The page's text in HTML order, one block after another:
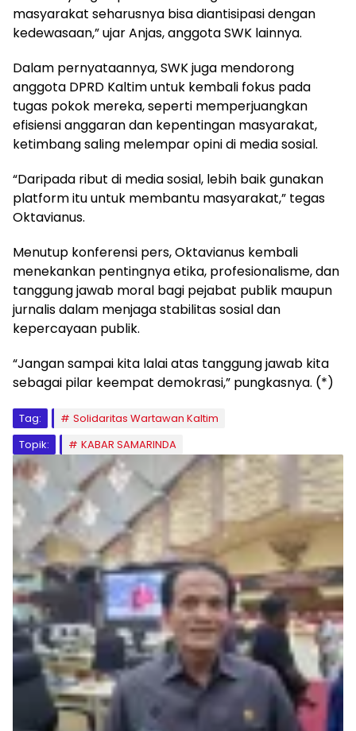
masyarakat seharusnya bisa diantisipasi dengan
kedewasaan,” ujar Anjas, anggota SWK lainnya.
Dalam pernyataannya, SWK juga mendorong
anggota DPRD Kaltim untuk kembali fokus pada
tugas pokok mereka, seperti memperjuangkan
efisiensi anggaran dan kepentingan masyarakat,
ketimbang saling melempar opini di media sosial.
“Daripada ribut di media sosial, lebih baik gunakan
platform itu untuk membantu masyarakat,” tegas
Oktavianus.
Menutup konferensi pers, Oktavianus kembali
menekankan pentingnya etika, profesionalisme, dan
tanggung jawab moral bagi pejabat publik maupun
jurnalis dalam menjaga stabilitas sosial dan
kepercayaan publik.
“Jangan sampai kita lalai atas tanggung jawab kita
sebagai pilar keempat demokrasi,” pungkasnya. (*)
Tag:
Solidaritas Wartawan Kaltim
Topik:
KABAR SAMARINDA